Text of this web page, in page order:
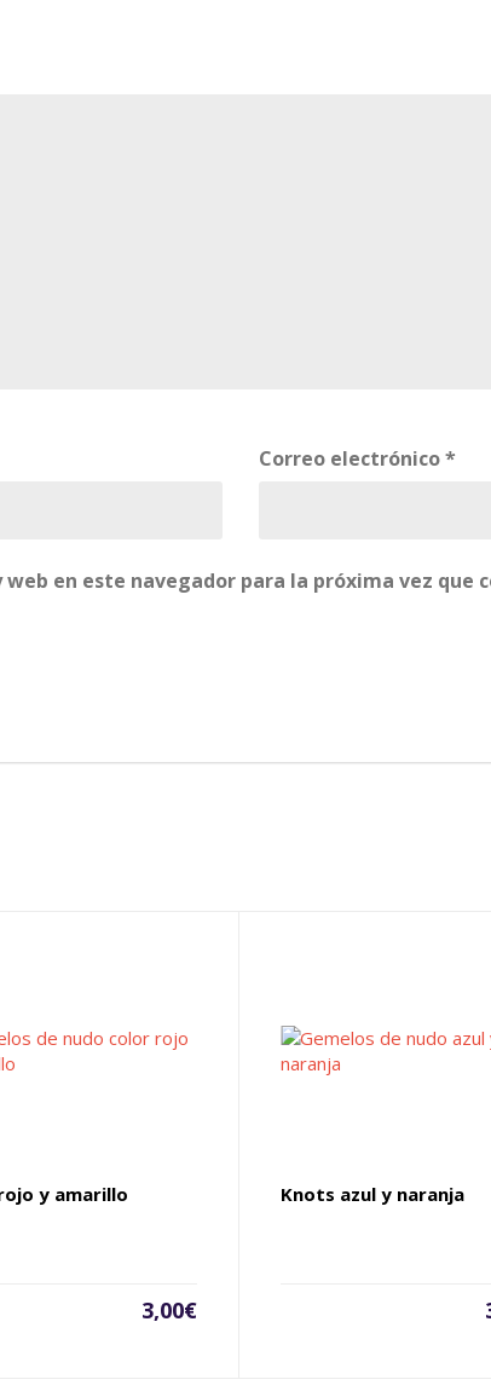
Correo electrónico*
en este navegador para la próxima vez que
y amarillo
3,00€
Knots azul y naranja